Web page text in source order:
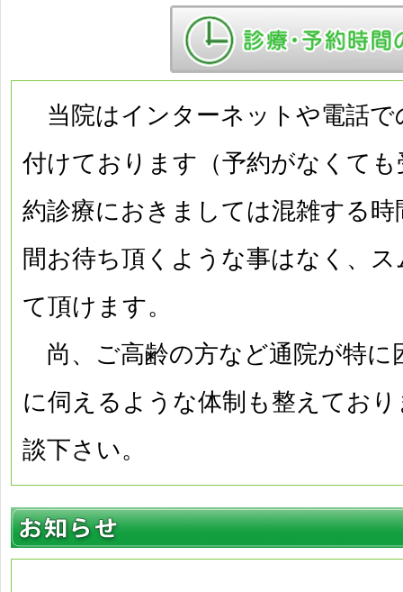
当院はインターネットや電話で
付けております（予約がなくて
約診療におきましては混雑する
間お待ち頂くような事はなく、
て頂けます。
尚、ご高齢の方など通院が特に
に伺えるような体制も整えてお
談下さい。